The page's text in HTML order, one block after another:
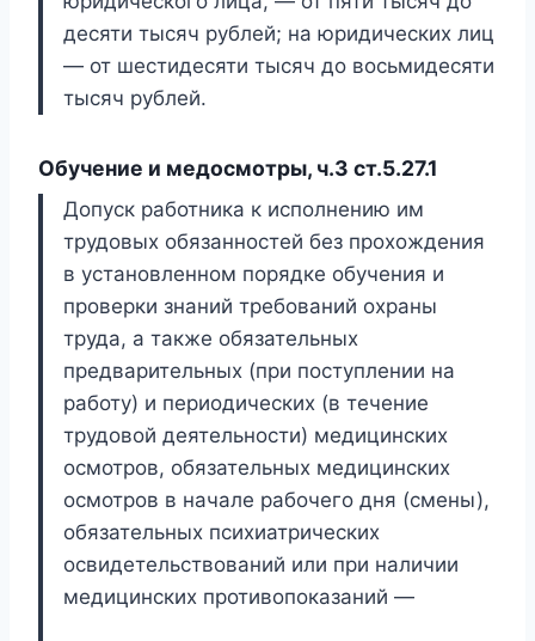
десяти тысяч рублей; на юридических лиц
— от шестидесяти тысяч до восьмидесяти
тысяч рублей.
Обучение и медосмотры, ч.3 ст.5.27.1
Допуск работника к исполнению им
трудовых обязанностей без прохождения
в установленном порядке обучения и
проверки знаний требований охраны
труда, а также обязательных
предварительных (при поступлении на
работу) и периодических (в течение
трудовой деятельности) медицинских
осмотров, обязательных медицинских
осмотров в начале рабочего дня (смены),
обязательных психиатрических
освидетельствований или при наличии
медицинских противопоказаний —